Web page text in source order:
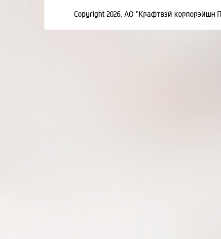
Copyright 2026, АО "Крафтвэй корпорэйшн